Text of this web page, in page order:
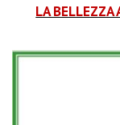
LA BELLEZZA